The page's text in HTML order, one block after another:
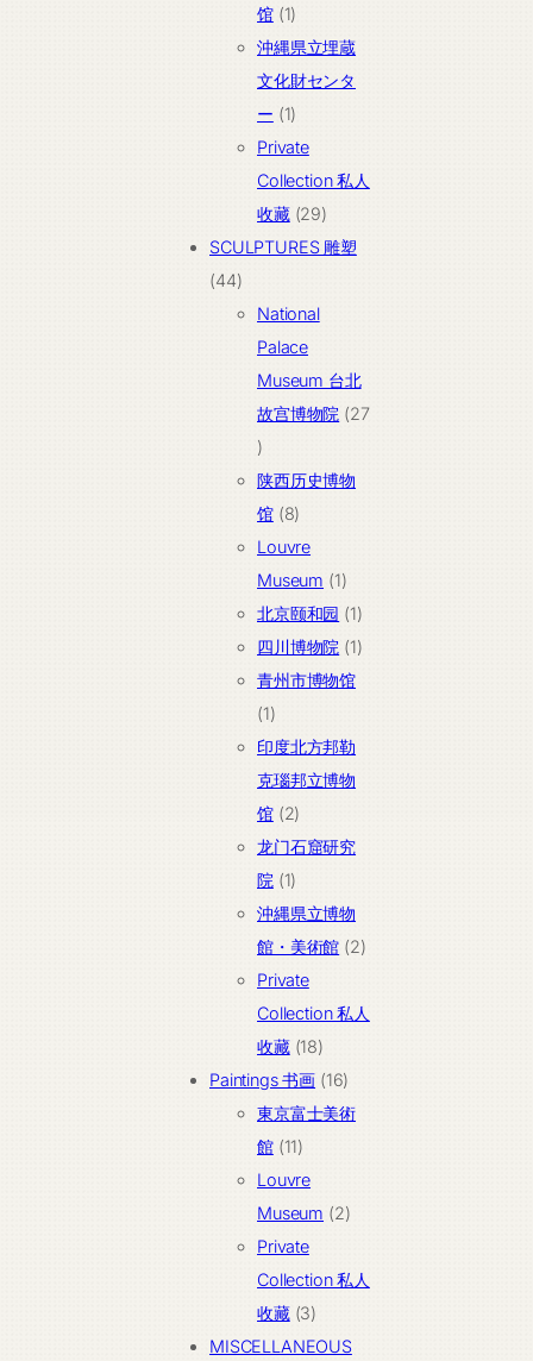
产
品
馆 11
个
产
品
沖縄県立埋蔵
文化財センタ
ー 11
个
产
品
Private
Collection 私人
收藏 2929
个
SCULPTURES 雕塑
4444
个
National
Palace
Museum 台北
故宫博物院
27
27
个
产
品
陕西历史博物
馆 88
个
产
品
Louvre
Museum 11
个
产
品
北京颐和园 11
个
产
四川博物院 11
个
青州市博物馆
11
个
产
品
印度北方邦勒
克瑙邦立博物
馆 22
个
产
品
龙门石窟研究
院 11
个
产
品
沖縄県立博物
館・美術館 22
产
Private
Collection 私人
收藏 1818
个
产
Paintings 书画 1616
个
東京富士美術
館 1111
个
产
品
Louvre
Museum
22
产
Private
Collection 私人
收藏 33
个
MISCELLANEOUS